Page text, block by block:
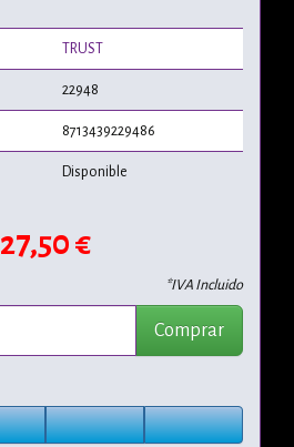
TRUST
22948
8713439229486
Disponible
27,50 €
*IVA Incluido
Comprar